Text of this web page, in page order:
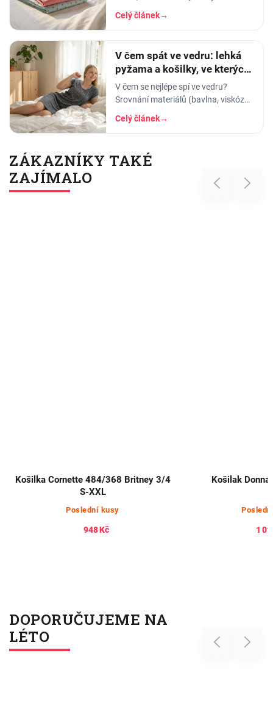
tričko po manželovi, staré legíny,
jedna nohavice nahoře, druhá dole.
Celý článek→
V čem spát ve vedru: lehká
pyžama a košilky, ve kterých
se nezapaříte
V čem se nejlépe spí ve vedru?
Srovnání materiálů (bavlna, viskóza,
len, hedvábí) a tipy na lehká letní
pyžama a noční košilky, ve kterých
Celý článek→
ZÁKAZNÍKY TAKÉ
ZAJÍMALO
Previous
Košilka Cornette 484/368 Britney 3/4
S-XXL
Poslední kusy
948 Kč
Košilak Donna
1
Next
DOPORUČUJEME NA
LÉTO
Previous Next